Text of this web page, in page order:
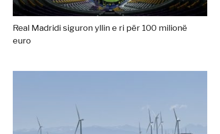
Real Madridi siguron yllin e ri për 100 milionë
euro